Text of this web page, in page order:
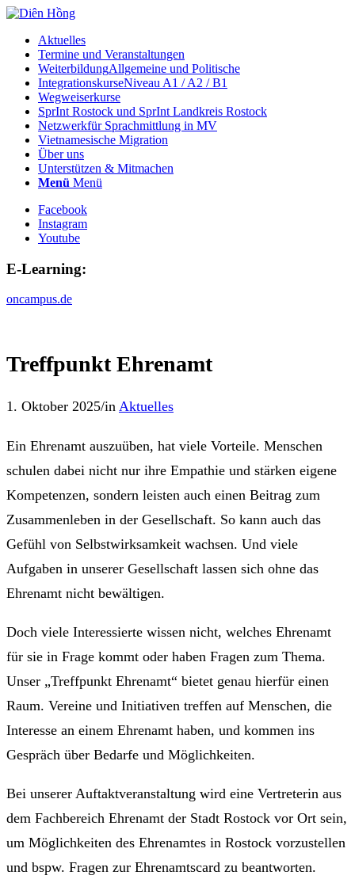
Aktuelles
Termine und Veranstaltungen
WeiterbildungAllgemeine und Politische
IntegrationskurseNiveau A1 / A2 / B1
Wegweiserkurse
SprInt Rostock und SprInt Landkreis Rostock
Netzwerkfür Sprachmittlung in MV
Vietnamesische Migration
Über uns
Unterstützen & Mitmachen
Menü Menü
Facebook
Instagram
Youtube
E-Learning:
oncampus.de
Treffpunkt Ehrenamt
1. Oktober 2025/in Aktuelles
Ein Ehrenamt auszuüben, hat viele Vorteile. Menschen
schulen dabei nicht nur ihre Empathie und stärken eigene
Kompetenzen, sondern leisten auch einen Beitrag zum
Zusammenleben in der Gesellschaft. So kann auch das
Gefühl von Selbstwirksamkeit wachsen. Und viele
Aufgaben in unserer Gesellschaft lassen sich ohne das
Ehrenamt nicht bewältigen.
Doch viele Interessierte wissen nicht, welches Ehrenamt
für sie in Frage kommt oder haben Fragen zum Thema.
Unser „Treffpunkt Ehrenamt“ bietet genau hierfür einen
Raum. Vereine und Initiativen treffen auf Menschen, die
Interesse an einem Ehrenamt haben, und kommen ins
Gespräch über Bedarfe und Möglichkeiten.
Bei unserer Auftaktveranstaltung wird eine Vertreterin aus
dem Fachbereich Ehrenamt der Stadt Rostock vor Ort sein,
um Möglichkeiten des Ehrenamtes in Rostock vorzustellen
und bspw. Fragen zur Ehrenamtscard zu beantworten.